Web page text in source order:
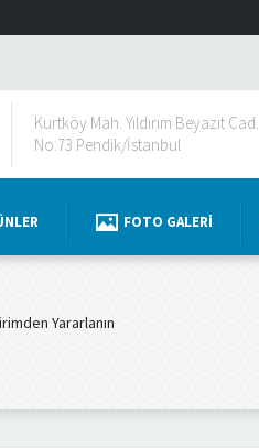
Kurtköy Mah. Yıldırım Beyazıt Cad.
No:73 Pendik/İstanbul
FOTO GALERI
Yararlanın